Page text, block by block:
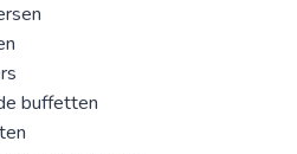
buffetten